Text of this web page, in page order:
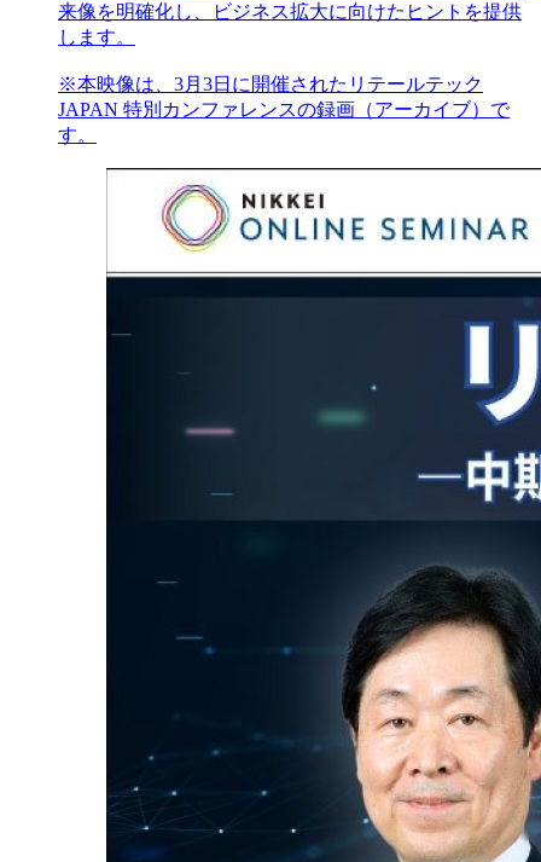
来像を明確化し、ビジネス拡大に向けたヒントを提供
します。
※本映像は、3月3日に開催されたリテールテック
JAPAN 特別カンファレンスの録画（アーカイブ）で
す。